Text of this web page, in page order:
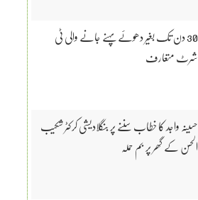
30 دن تک بغیر دھوئے پہنے جانے والی ٹی
شرٹ متعارف
حسینہ واجد کا خطاب سننے پر بنگلادیشی کرکٹر شکیب
الحسن کے گھر پر بم حملہ